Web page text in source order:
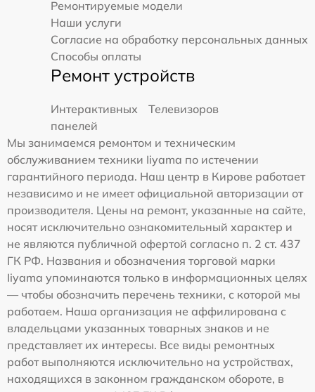
Ремонтируемые модели
Наши услуги
Согласие на обработку персональных данных
Способы оплаты
Ремонт устройств
Интерактивных
панелей
Телевизоров
Мы занимаемся ремонтом и техническим
обслуживанием техники Iiyama по истечении
гарантийного периода. Наш центр в Кирове работает
независимо и не имеет официальной авторизации от
производителя. Цены на ремонт, указанные на сайте,
носят исключительно ознакомительный характер и
не являются публичной офертой согласно п. 2 ст. 437
ГК РФ. Названия и обозначения торговой марки
Iiyama упоминаются только в информационных целях
— чтобы обозначить перечень техники, с которой мы
работаем. Наша организация не аффилирована с
владельцами указанных товарных знаков и не
представляет их интересы. Все виды ремонтных
работ выполняются исключительно на устройствах,
находящихся в законном гражданском обороте, в